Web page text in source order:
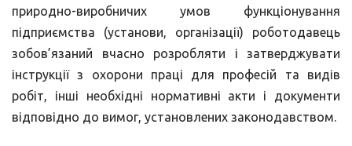
природно-виробничих умов функціонування
підприємства (установи, організації) роботодавець
зобов’язаний вчасно розробляти і затверджувати
інструкції з охорони праці для професій та видів
робіт, інші необхідні нормативні акти і документи
відповідно до вимог, установлених законодавством.